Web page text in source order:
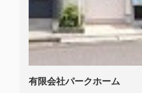
有限会社パークホーム